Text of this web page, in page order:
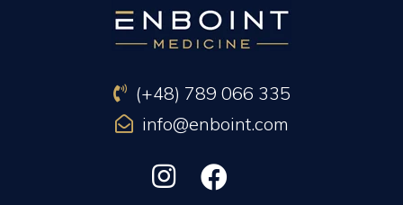
(+48) 789 066 335
info@enboint.com